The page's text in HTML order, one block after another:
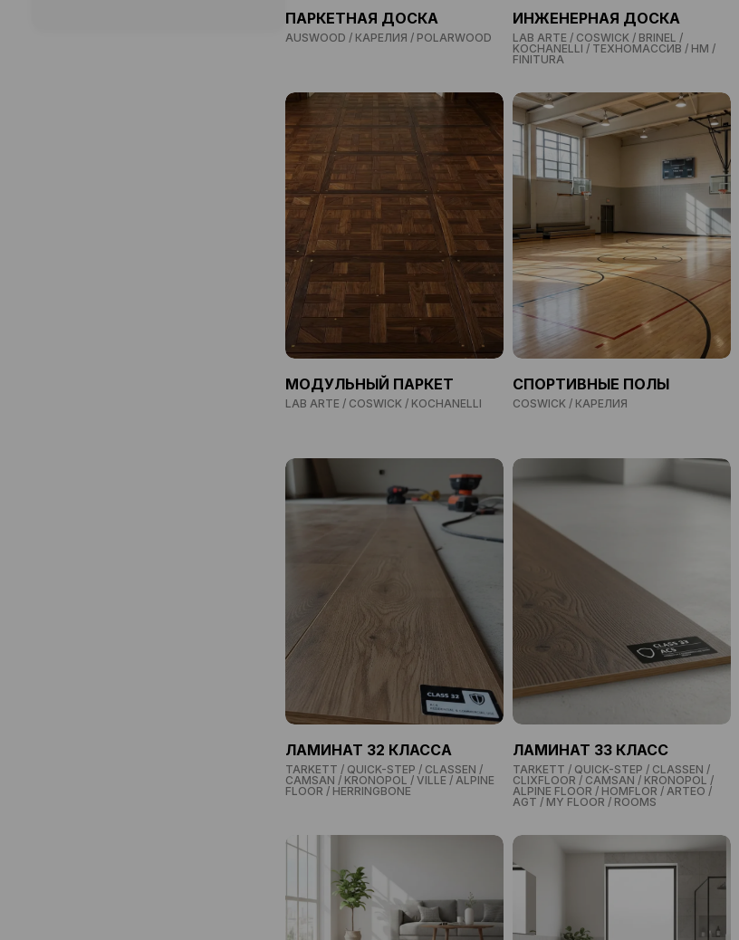
ПАРКЕТНАЯ ДОСКА
AUSWOOD / КАРЕЛИЯ / POLARWOOD
ИНЖЕНЕРНАЯ ДОСКА
LAB ARTE / COSWICK / BRINEL /
KOCHANELLI / ТЕХНОМАССИВ / HM /
FINITURA
МОДУЛЬНЫЙ ПАРКЕТ
LAB ARTE / COSWICK / KOCHANELLI
СПОРТИВНЫЕ ПОЛЫ
COSWICK / КАРЕЛИЯ
ЛАМИНАТ 32 КЛАССА
TARKETT / QUICK-STEP / CLASSEN /
CAMSAN / KRONOPOL / VILLE / ALPINE
FLOOR / HERRINGBONE
ЛАМИНАТ 33 КЛАСС
TARKETT / QUICK-STEP / CLASSEN /
CLIXFLOOR / CAMSAN / KRONOPOL /
ALPINE FLOOR / HOMFLOR / ARTEO /
AGT / MY FLOOR / ROOMS